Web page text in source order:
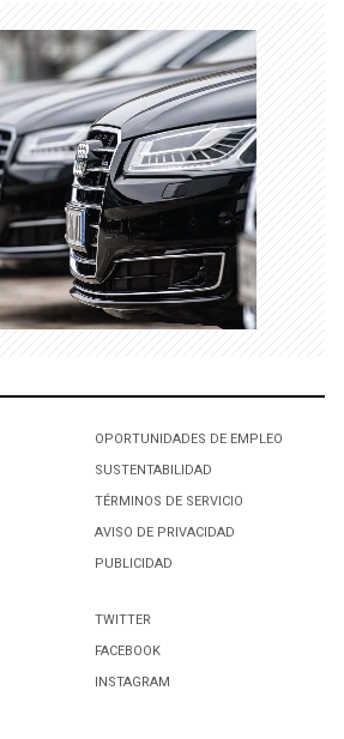
OPORTUNIDADES DE EMPLEO
SUSTENTABILIDAD
TÉRMINOS DE SERVICIO
AVISO DE PRIVACIDAD
PUBLICIDAD
TWITTER
FACEBOOK
INSTAGRAM